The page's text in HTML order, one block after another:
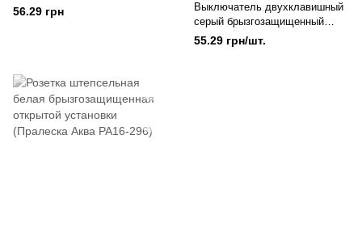
56.29 грн
Выключатель двухклавишный
серый брызгозащищенный
открытой установки (Пралеска
Аква А5 6-224 (03) )
55.29 грн/шт.